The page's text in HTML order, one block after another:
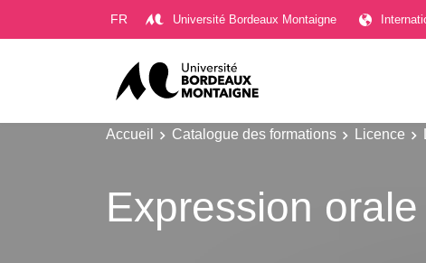
FR Université Bordeaux Montaigne
Accueil Catalogue des formations Licence
Expression orale